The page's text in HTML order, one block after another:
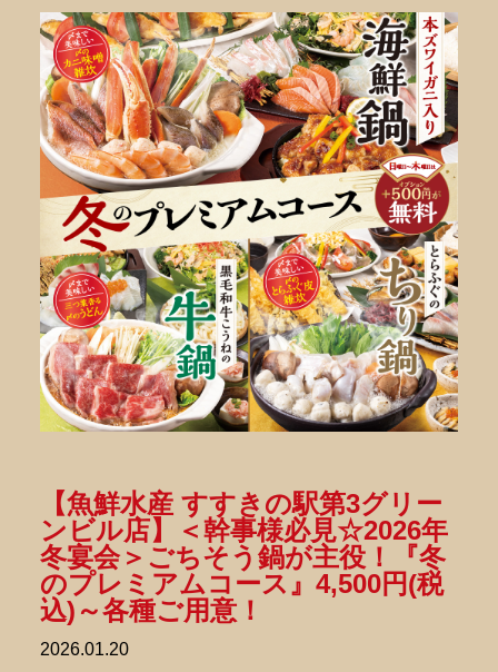
2026.01.20
【魚鮮水産 すすきの駅第3グリー
ンビル店】＜幹事様必見☆2026年
冬宴会＞ごちそう鍋が主役！『冬
のプレミアムコース』4,500円(税
込)～各種ご用意！